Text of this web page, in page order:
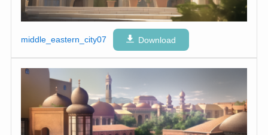
middle_eastern_city07 Download